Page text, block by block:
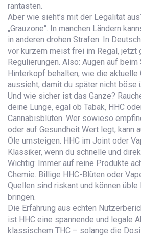
rantasten.
Aber wie sieht’s mit der Legalität
„Grauzone“. In manchen Ländern
in anderen drohen Strafen. In
vor kurzem meist frei im Regal, jetzt
Regulierungen. Also: Augen auf
Hinterkopf behalten, wie die aktuelle
aussieht, damit du später nicht böse
Und wie sicher ist das Ganze?
deine Lunge, egal ob Tabak, HHC
Cannabisblüten. Wer sowieso
oder auf Gesundheit Wert legt, kann
Öle umsteigen. HHC im Joint oder
Klassiker, wenn du schnelle und
Wichtig: Immer auf reine Produkte
Chemie. Billige HHC-Blüten oder
Quellen sind riskant und können üble
bringen.
Die Erfahrung aus echten
ist HHC eine spannende und legale
klassischem THC – solange die